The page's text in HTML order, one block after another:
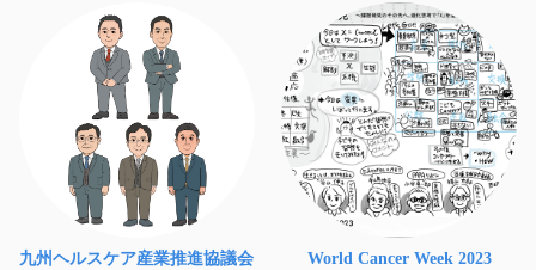
九州ヘルスケア産業推進協議会
World Cancer Week 2023